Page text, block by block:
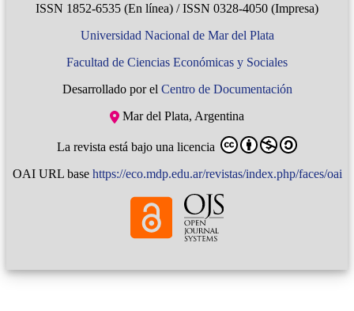
ISSN 1852-6535 (En línea) / ISSN 0328-4050 (Impresa)
Universidad Nacional de Mar del Plata
Facultad de Ciencias Económicas y Sociales
Desarrollado por el Centro de Documentación
Mar del Plata, Argentina
La revista está bajo una licencia
OAI URL base https://eco.mdp.edu.ar/revistas/index.php/faces/oai